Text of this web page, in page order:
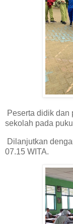
Peserta didik dan
sekolah pada
Dilanjutkan
07.15 WITA.